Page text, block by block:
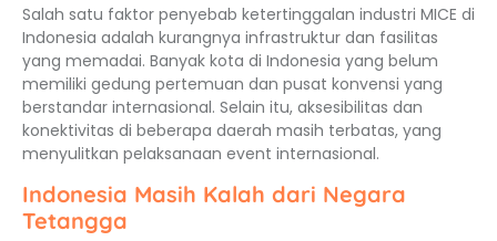
Salah satu faktor penyebab ketertinggalan industri MICE di
Indonesia adalah kurangnya infrastruktur dan fasilitas
yang memadai. Banyak kota di Indonesia yang belum
memiliki gedung pertemuan dan pusat konvensi yang
berstandar internasional. Selain itu, aksesibilitas dan
konektivitas di beberapa daerah masih terbatas, yang
menyulitkan pelaksanaan event internasional.
Indonesia Masih Kalah dari Negara
Tetangga